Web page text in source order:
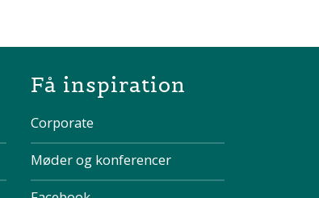
Få inspiration
Corporate
Møder og konferencer